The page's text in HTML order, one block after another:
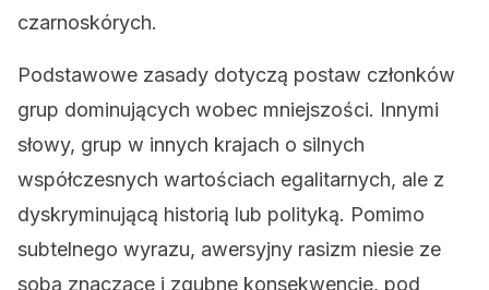
czarnoskórych.
Podstawowe zasady dotyczą postaw członków
grup dominujących wobec mniejszości. Innymi
słowy, grup w innych krajach o silnych
współczesnych wartościach egalitarnych, ale z
dyskryminującą historią lub polityką. Pomimo
subtelnego wyrazu, awersyjny rasizm niesie ze
sobą znaczące i zgubne konsekwencje, pod